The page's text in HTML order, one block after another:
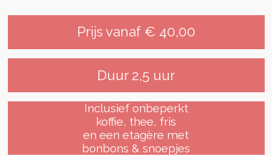
Prijs vanaf € 40,00
Duur 2,5 uur
Inclusief onbeperkt
koffie, thee, fris
en een etagère met
bonbons & snoepjes